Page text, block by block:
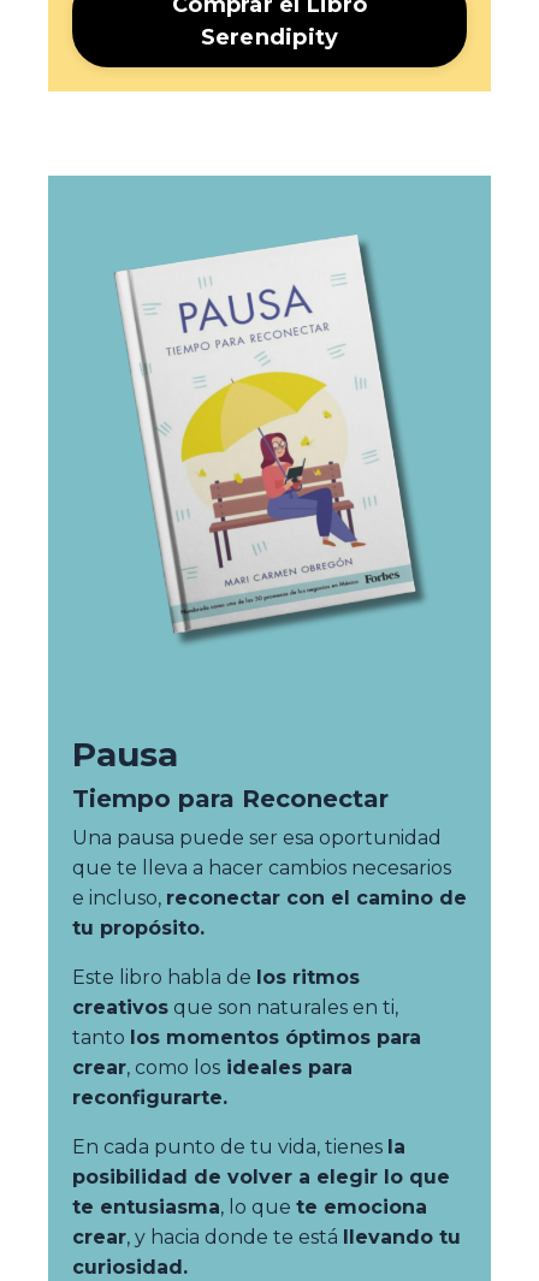
Serendipity
Pausa
Tiempo para Reconectar
Una pausa puede ser esa oportunidad
que te lleva a hacer cambios necesarios
e incluso, reconectar con el camino de
tu propósito.
Este libro habla de los ritmos
creativos que son naturales en ti,
tanto los momentos óptimos para
crear, como los ideales para
reconfigurarte.
En cada punto de tu vida, tienes la
posibilidad de volver a elegir lo que
te entusiasma, lo que te emociona
crear, y hacia donde te está
llevando tu
curiosidad .